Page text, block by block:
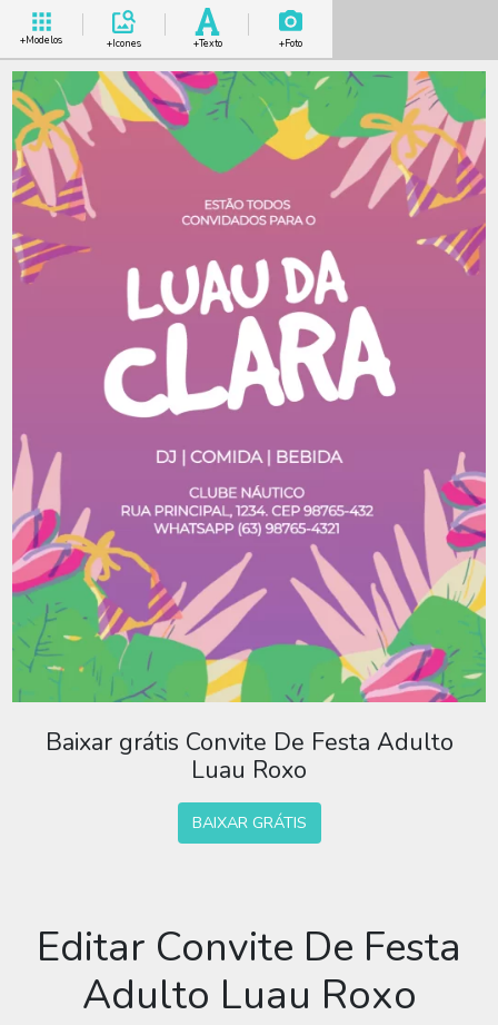
+Modelos +Icones +Texto +Foto
Baixar grátis Convite De Festa Adulto
Luau Roxo
BAIXAR GRÁTIS
Editar Convite De Festa
Adulto Luau Roxo